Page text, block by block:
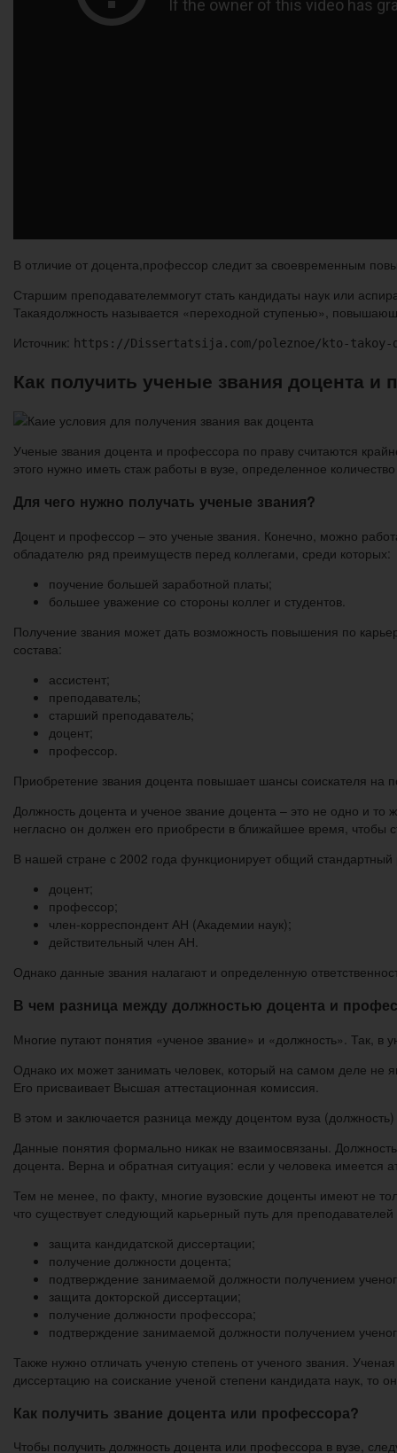
В отличие от доцента,профессор следит за своевременным
Старшим преподавателеммогут стать кандидаты наук или
Такаядолжность называется «переходной ступенью»,
Источник: https://Dissertatsija.com/poleznoe/kto-takoy-
Как получить ученые звания доцента и
Ученые звания доцента и профессора по праву считаются
этого нужно иметь стаж работы в вузе, определенное
Для чего нужно получать ученые звания?
Доцент и профессор – это ученые звания. Конечно, можно
обладателю ряд преимуществ перед коллегами, среди которых:
поучение большей заработной платы;
большее уважение со стороны коллег и студентов.
Получение звания может дать возможность повышения по
состава:
ассистент;
преподаватель;
старший преподаватель;
доцент;
профессор.
Приобретение звания доцента повышает шансы соискателя на
Должность доцента и ученое звание доцента – это не одно и
негласно он должен его приобрести в ближайшее время, чтобы
В нашей стране с 2002 года функционирует общий
доцент;
профессор;
член-корреспондент АН (Академии наук);
действительный член АН.
Однако данные звания налагают и определенную
В чем разница между должностью доцента и
Многие путают понятия «ученое звание» и «должность». Так, в
Однако их может занимать человек, который на самом деле не
Его присваивает Высшая аттестационная комиссия.
В этом и заключается разница между доцентом вуза
Данные понятия формально никак не взаимосвязаны. Должность
доцента. Верна и обратная ситуация: если у человека имеется
Тем не менее, по факту, многие вузовские доценты имеют не
что существует следующий карьерный путь для преподавателей
защита кандидатской диссертации;
получение должности доцента;
подтверждение занимаемой должности получением
защита докторской диссертации;
получение должности профессора;
подтверждение занимаемой должности получением
Также нужно отличать ученую степень от ученого звания.
диссертацию на соискание ученой степени кандидата наук, то
Как получить звание доцента или профессора?
Чтобы получить должность доцента или профессора в вузе,